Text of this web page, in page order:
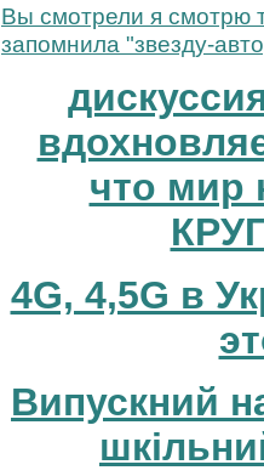
Вы смотрели я смотрю
запомнила "звезду-
что мир
4G, 4,5G в
Випускний